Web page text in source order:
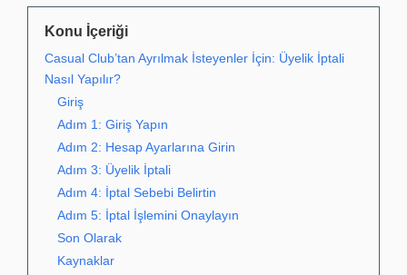
Konu İçeriği
Casual Club’tan Ayrılmak İsteyenler İçin: Üyelik İptali
Nasıl Yapılır?
Giriş
Adım 1: Giriş Yapın
Adım 2: Hesap Ayarlarına Girin
Adım 3: Üyelik İptali
Adım 4: İptal Sebebi Belirtin
Adım 5: İptal İşlemini Onaylayın
Son Olarak
Kaynaklar